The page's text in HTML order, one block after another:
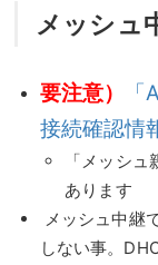
メッシュ
要注意）
接続確認情
「メッシ
あります
メッシュ中継
しない事。